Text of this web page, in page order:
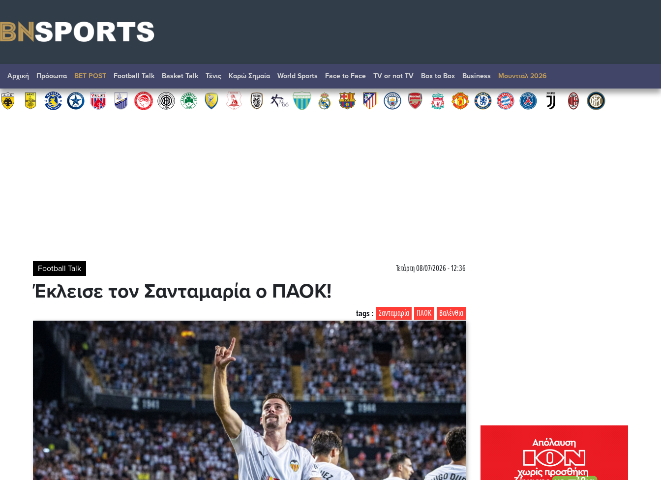
Αρχική Πρόσωπα BET POST Football Talk Basket Talk Τένις Καρώ Σημαία World Sports Face to Face TV or not TV Box to Box Βusiness Μουντιάλ 2026
Football Talk Τετάρτη 08/07/2026 - 12:36
Έκλεισε τον Σανταμαρία ο ΠΑΟΚ!
Βαλένθια
ΠΑΟΚ
Σανταμαρία
tags :